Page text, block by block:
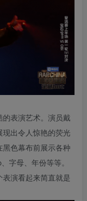
表演艺术。演员戴
现出令人惊艳的荧光
色幕布前展示各种
字母、年份等等。
演看起来简直就是